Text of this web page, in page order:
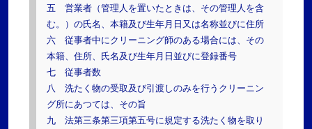
五 営業者（管理人を置いたときは、その管理人を含
む。）の氏名、本籍及び生年月日又は名称並びに住所
六 従事者中にクリーニング師のある場合には、その
本籍、住所、氏名及び生年月日並びに登録番号
七 従事者数
八 洗たく物の受取及び引渡しのみを行うクリーニン
グ所にあつては、その旨
九 法第三条第三項第五号に規定する洗たく物を取り